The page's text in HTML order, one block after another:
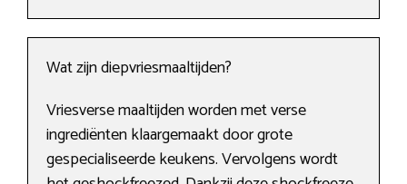
Wat zijn diepvriesmaaltijden?
Vriesverse maaltijden worden met verse
ingrediënten klaargemaakt door grote
gespecialiseerde keukens. Vervolgens wordt